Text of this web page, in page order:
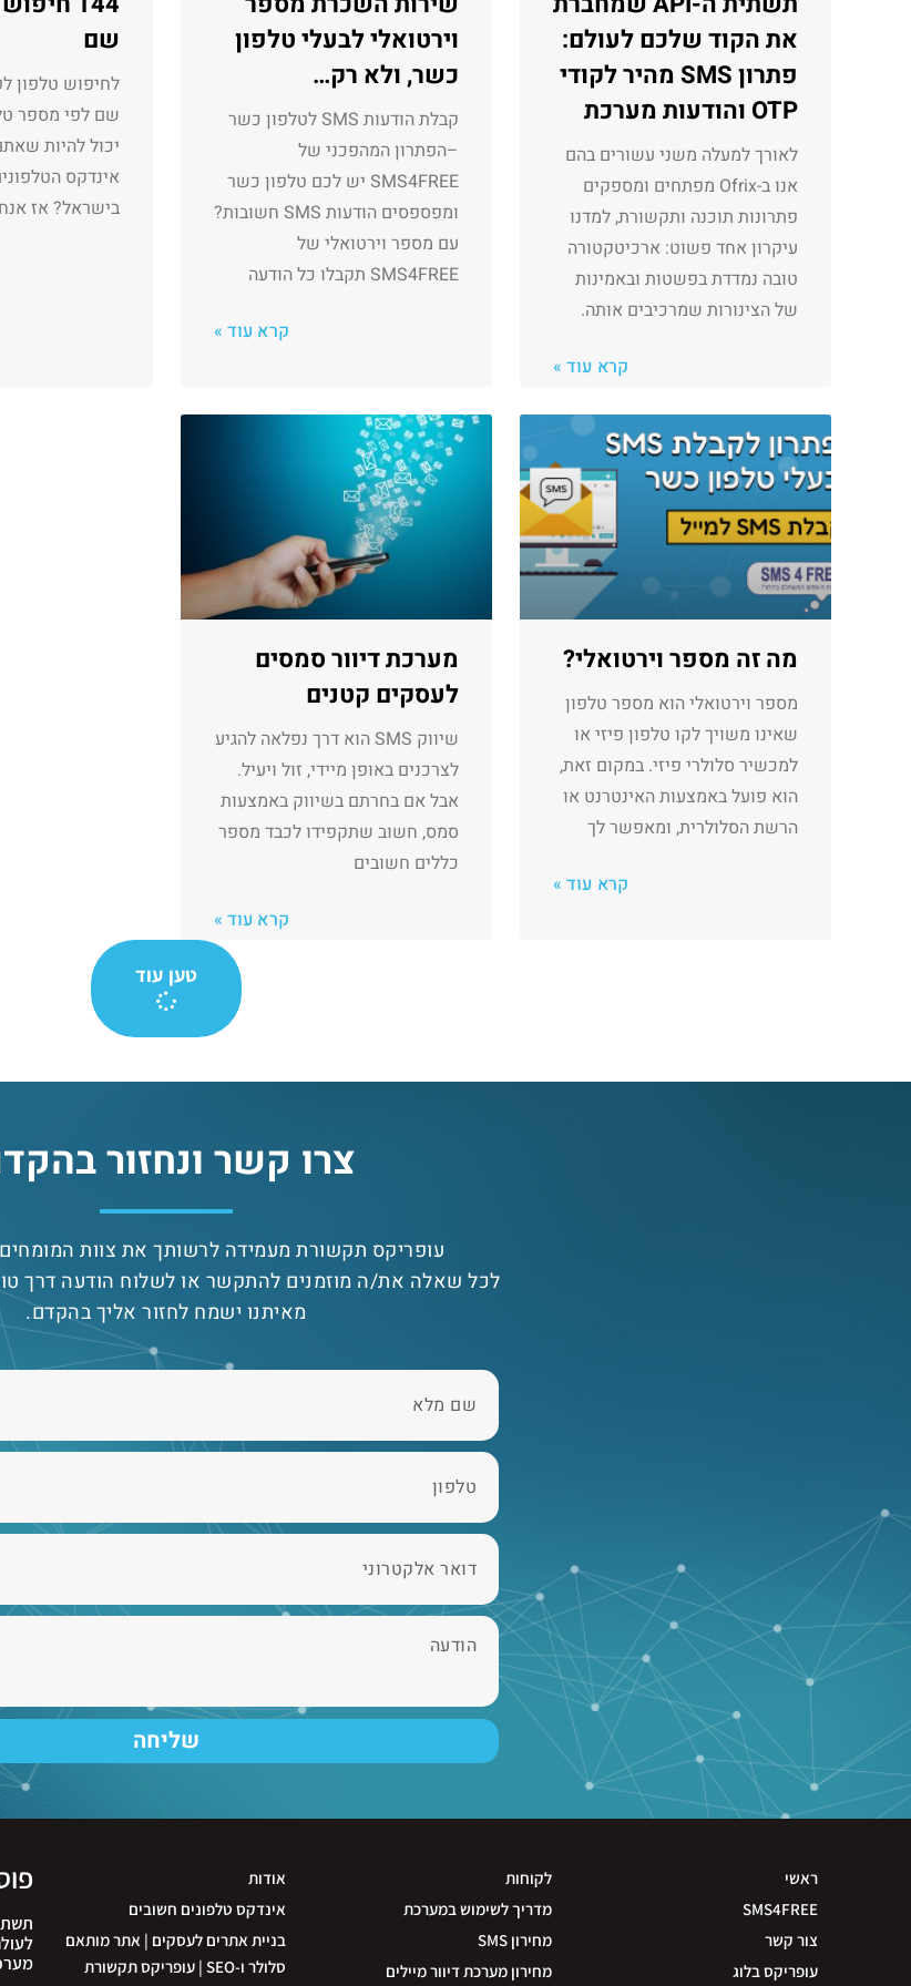
את הקוד שלכם לעולם:
פתרון SMS מהיר לקודי
OTP והודעות מערכת
לאורך למעלה משני עשורים בהם
אנו ב-Ofrix מפתחים ומספקים
פתרונות תוכנה ותקשורת, למדנו
עיקרון אחד פשוט: ארכיטקטורה
טובה נמדדת בפשטות ובאמינות
של הצינורות שמרכיבים אותה.
קרא עוד »
וירטואלי לבעלי טלפון
כשר, ולא רק…
קבלת הודעות SMS לטלפון כשר
–הפתרון המהפכני של
SMS4FREE יש לכם טלפון כשר
ומפספסים הודעות SMS חשובות?
עם מספר וירטואלי של
SMS4FREE תקבלו כל הודעה
קרא עוד »
שם
לחיפוש טלפון
שם לפי מספר
יכול להיות
אינדקס
בישראל? אז
מה זה מספר וירטואלי?
מספר וירטואלי הוא מספר טלפון
שאינו משויך לקו טלפון פיזי או
למכשיר סלולרי פיזי. במקום זאת,
הוא פועל באמצעות האינטרנט או
הרשת הסלולרית, ומאפשר לך
קרא עוד »
מערכת דיוור סמסים
לעסקים קטנים
שיווק SMS הוא דרך נפלאה להגיע
לצרכנים באופן מיידי, זול ויעיל.
אבל אם בחרתם בשיווק באמצעות
סמס, חשוב שתקפידו לכבד מספר
כללים חשובים
קרא עוד »
טען עוד
צרו קשר ונחזור
עופריקס תקשורת מעמידה לרשותך את צוות
לכל שאלה את/ה מוזמנים להתקשר או לשלוח הודעה דרך
מאיתנו ישמח לחזור אליך בהקדם.
שליחה
ראשי
SMS4FREE
צור קשר
עופריקס בלוג
לקוחות
מדריך לשימוש במערכת
מחירון SMS
מחירון מערכת דיוור מיילים
אודות
אינדקס טלפונים חשובים
בניית אתרים לעסקים | אתר מותאם
סלולר ו-SEO | עופריקס תקשורת